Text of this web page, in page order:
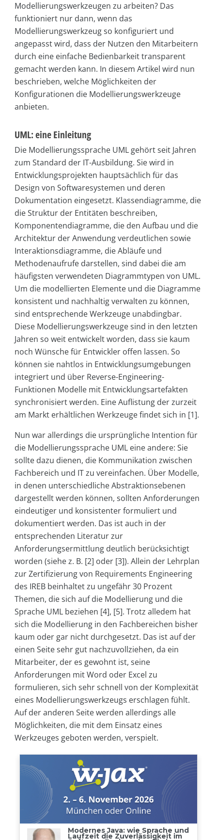
Modellierungswerkzeugen zu arbeiten? Das
funktioniert nur dann, wenn das
Modellierungswerkzeug so konfiguriert und
angepasst wird, dass der Nutzen den Mitarbeitern
durch eine einfache Bedienbarkeit transparent
gemacht werden kann. In diesem Artikel wird nun
beschrieben, welche Möglichkeiten der
Konfigurationen die Modellierungswerkzeuge
anbieten.
UML: eine Einleitung
Die Modellierungssprache UML gehört seit Jahren
zum Standard der IT-Ausbildung. Sie wird in
Entwicklungsprojekten hauptsächlich für das
Design von Softwaresystemen und deren
Dokumentation eingesetzt. Klassendiagramme, die
die Struktur der Entitäten beschreiben,
Komponentendiagramme, die den Aufbau und die
Architektur der Anwendung verdeutlichen sowie
Interaktionsdiagramme, die Abläufe und
Methodenaufrufe darstellen, sind dabei die am
häufigsten verwendeten Diagrammtypen von UML.
Um die modellierten Elemente und die Diagramme
konsistent und nachhaltig verwalten zu können,
sind entsprechende Werkzeuge unabdingbar.
Diese Modellierungswerkzeuge sind in den letzten
Jahren so weit entwickelt worden, dass sie kaum
noch Wünsche für Entwickler offen lassen. So
können sie nahtlos in Entwicklungsumgebungen
integriert und über Reverse-Engineering-
Funktionen Modelle mit Entwicklungsartefakten
synchronisiert werden. Eine Auflistung der zurzeit
am Markt erhältlichen Werkzeuge findet sich in [1].
Nun war allerdings die ursprüngliche Intention für
die Modellierungssprache UML eine andere: Sie
sollte dazu dienen, die Kommunikation zwischen
Fachbereich und IT zu vereinfachen. Über Modelle,
in denen unterschiedliche Abstraktionsebenen
dargestellt werden können, sollten Anforderungen
eindeutiger und konsistenter formuliert und
dokumentiert werden. Das ist auch in der
entsprechenden Literatur zur
Anforderungsermittlung deutlich berücksichtigt
worden (siehe z. B. [2] oder [3]). Allein der Lehrplan
zur Zertifizierung von Requirements Engineering
des IREB beinhaltet zu ungefähr 30 Prozent
Themen, die sich auf die Modellierung und die
Sprache UML beziehen [4], [5]. Trotz alledem hat
sich die Modellierung in den Fachbereichen bisher
kaum oder gar nicht durchgesetzt. Das ist auf der
einen Seite sehr gut nachzuvollziehen, da ein
Mitarbeiter, der es gewohnt ist, seine
Anforderungen mit Word oder Excel zu
formulieren, sich sehr schnell von der Komplexität
eines Modellierungswerkzeugs erschlagen fühlt.
Auf der anderen Seite werden allerdings alle
Möglichkeiten, die mit dem Einsatz eines
Werkzeuges geboten werden, verspielt.